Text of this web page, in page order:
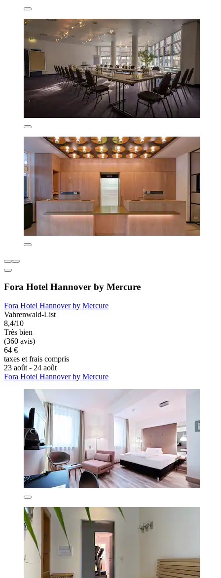
Fora Hotel Hannover by Mercure
Fora Hotel Hannover by Mercure
Vahrenwald-List
8,4/10
Très bien
(360 avis)
64 €
taxes et frais compris
23 août - 24 août
Fora Hotel Hannover by Mercure